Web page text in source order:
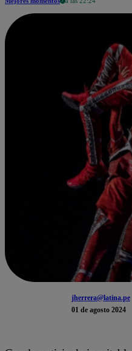
jherrera@latina.pe
01 de agosto 2024